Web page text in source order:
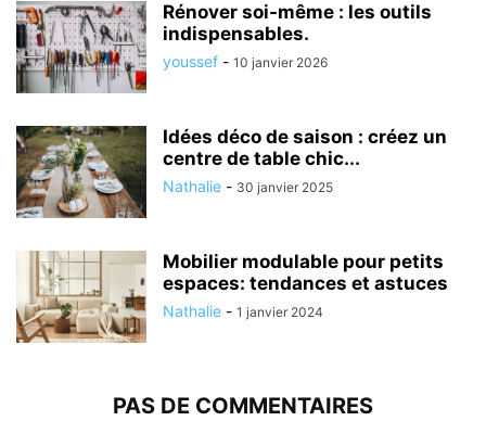
Rénover soi-même : les outils
indispensables.
youssef - 10 janvier 2026
Idées déco de saison : créez un
centre de table chic...
Nathalie - 30 janvier 2025
Mobilier modulable pour petits
espaces: tendances et astuces
Nathalie - 1 janvier 2024
PAS DE COMMENTAIRES